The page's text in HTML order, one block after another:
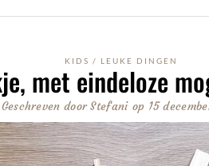
KIDS / LEUKE DINGEN
met eindeloze
Geschreven doorStefani op 15